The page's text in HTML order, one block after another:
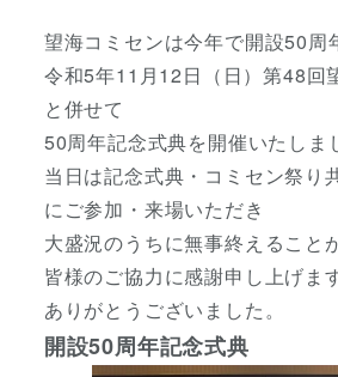
望海コミセンは今年で開設50周
令和5年11月12日（日）第48回
と併せて
50周年記念式典を開催いたしま
当日は記念式典・コミセン祭り
にご参加・来場いただき
大盛況のうちに無事終えること
皆様のご協力に感謝申し上げます
ありがとうございました。
開設50周年記念式典